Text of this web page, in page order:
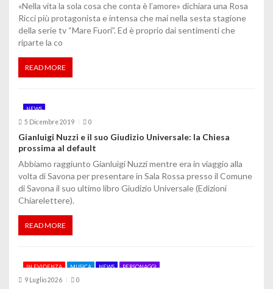
l
i
«Nella vita la sola cosa che conta è l’amore» dichiara una Rosa
Ricci più protagonista e intensa che mai nella sesta stagione
della serie tv “Mare Fuori”. Ed è proprio dai sentimenti che
riparte la co
READ MORE
NEWS
5 Dicembre 2019 0
Gianluigi Nuzzi e il suo Giudizio Universale: la Chiesa
prossima al default
Abbiamo raggiunto Gianluigi Nuzzi mentre era in viaggio alla
volta di Savona per presentare in Sala Rossa presso il Comune
di Savona il suo ultimo libro Giudizio Universale (Edizioni
Chiarelettere).
READ MORE
IN EVIDENZA MUSICA NEWS PERSONAGGI
9 Luglio 2026 0